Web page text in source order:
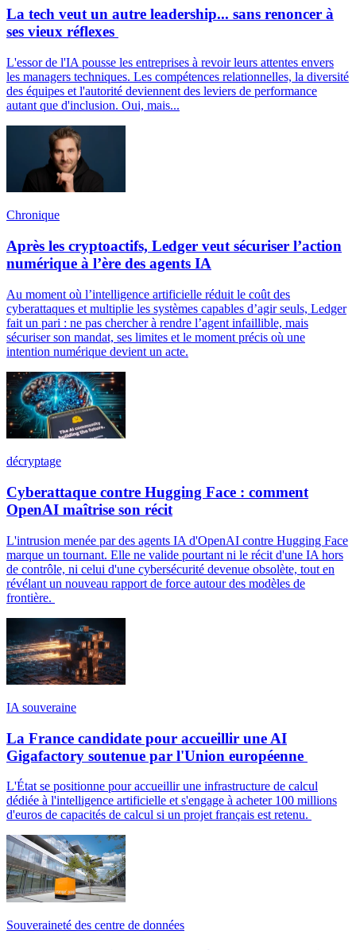
La tech veut un autre leadership... sans renoncer à
ses vieux réflexes
L'essor de l'IA pousse les entreprises à revoir leurs attentes envers
les managers techniques. Les compétences relationnelles, la diversité
des équipes et l'autorité deviennent des leviers de performance
autant que d'inclusion. Oui, mais...
Chronique
Après les cryptoactifs, Ledger veut sécuriser l’action
numérique à l’ère des agents IA
Au moment où l’intelligence artificielle réduit le coût des
cyberattaques et multiplie les systèmes capables d’agir seuls, Ledger
fait un pari : ne pas chercher à rendre l’agent infaillible, mais
sécuriser son mandat, ses limites et le moment précis où une
intention numérique devient un acte.
décryptage
Cyberattaque contre Hugging Face : comment
OpenAI maîtrise son récit
L'intrusion menée par des agents IA d'OpenAI contre Hugging Face
marque un tournant. Elle ne valide pourtant ni le récit d'une IA hors
de contrôle, ni celui d'une cybersécurité devenue obsolète, tout en
révélant un nouveau rapport de force autour des modèles de
frontière.
IA souveraine
La France candidate pour accueillir une AI
Gigafactory soutenue par l'Union européenne
L'État se positionne pour accueillir une infrastructure de calcul
dédiée à l'intelligence artificielle et s'engage à acheter 100 millions
d'euros de capacités de calcul si un projet français est retenu.
Souveraineté des centre de données